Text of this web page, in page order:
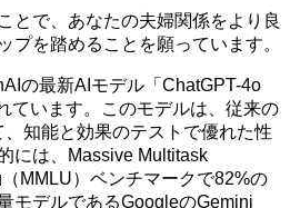
とで、あなたの夫婦関係をより良
プを踏めることを願っています。
の最新AIモデル「ChatGPT-4o
ています。このモデルは、従来の
知能と効果のテストで優れた性
には、Massive Multitask
MMLU）ベンチマークで82%の
モデルであるGoogleのGemini